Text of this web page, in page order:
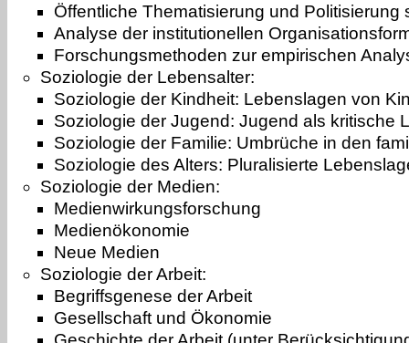
Öffentliche Thematisierung und Politisierung
Analyse der institutionellen
Forschungsmethoden zur empirischen
Soziologie der Lebensalter:
Soziologie der Kindheit: Lebenslagen von
Soziologie der Jugend: Jugend als kritische
Soziologie der Familie: Umbrüche in den
Soziologie des Alters: Pluralisierte
Soziologie der Medien:
Medienwirkungsforschung
Medienökonomie
Neue Medien
Soziologie der Arbeit:
Begriffsgenese der Arbeit
Gesellschaft und Ökonomie